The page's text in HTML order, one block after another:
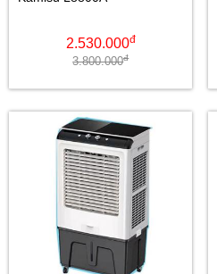
2.530.000đ
3.800.000đ